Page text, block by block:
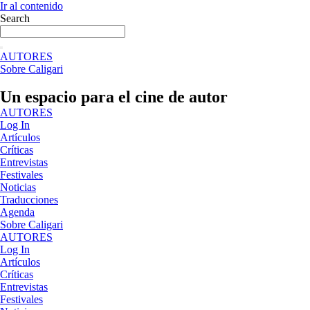
Ir al contenido
Search
AUTORES
Sobre Caligari
Un espacio para el cine de autor
AUTORES
Log In
Artículos
Críticas
Entrevistas
Festivales
Noticias
Traducciones
Agenda
Sobre Caligari
AUTORES
Log In
Artículos
Críticas
Entrevistas
Festivales